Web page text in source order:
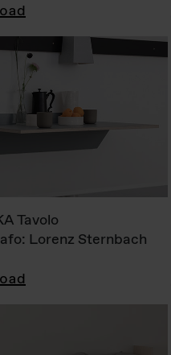
Tavolo
Lorenz Sternbach